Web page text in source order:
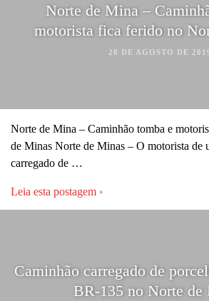
Norte de Mina –
motorista fica ferido no
28 DE AGOSTO DE
Norte de Mina – Caminhão tomba e
de Minas Norte de Minas – O motorista de
carregado de …
Leia esta postagem ›
Caminhão carregado de
BR-135 no Norte de